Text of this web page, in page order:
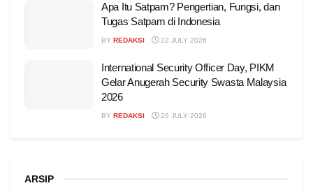
Apa Itu Satpam? Pengertian, Fungsi, dan
Tugas Satpam di Indonesia
BY REDAKSI 22 JULY 2026
International Security Officer Day, PIKM
Gelar Anugerah Security Swasta Malaysia
2026
BY REDAKSI 26 JULY 2026
ARSIP